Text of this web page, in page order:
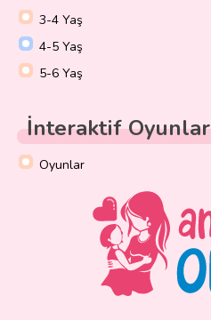
3-4 Yaş
4-5 Yaş
5-6 Yaş
İnteraktif Oyunlar
Oyunlar